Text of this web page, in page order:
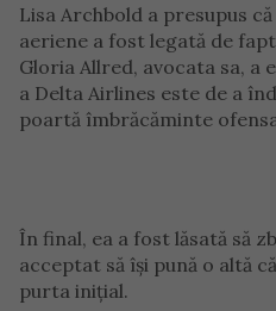
Lisa Archbold a presupus
aeriene a fost legată de
Gloria Allred, avocata sa, a
a Delta Airlines este de a
poartă îmbrăcăminte
În final, ea a fost lăsată să
acceptat să își pună o altă
purta inițial.